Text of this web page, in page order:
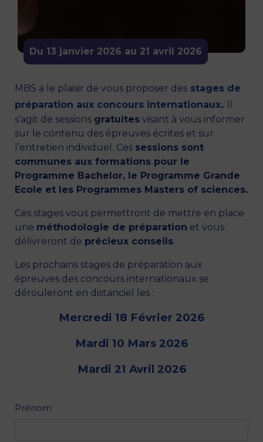
Du 13 janvier 2026 au 21 avril 2026
MBS a le plaisir de vous proposer des stages de
préparation aux concours internationaux. Il
s’agit de sessions gratuites visant à vous informer
sur le contenu des épreuves écrites et sur
l’entretien individuel. Ces sessions sont
communes aux formations pour le
Programme Bachelor, le Programme Grande
Ecole et les Programmes Masters of sciences.
Ces stages vous permettront de mettre en place
une méthodologie de préparation et vous
délivreront de précieux conseils.
Les prochains stages de préparation aux
épreuves des concours internationaux se
dérouleront en distanciel les :
Mercredi 18 Février 2026
Mardi 10 Mars 2026
Mardi 21 Avril 2026
Identité
Prénom